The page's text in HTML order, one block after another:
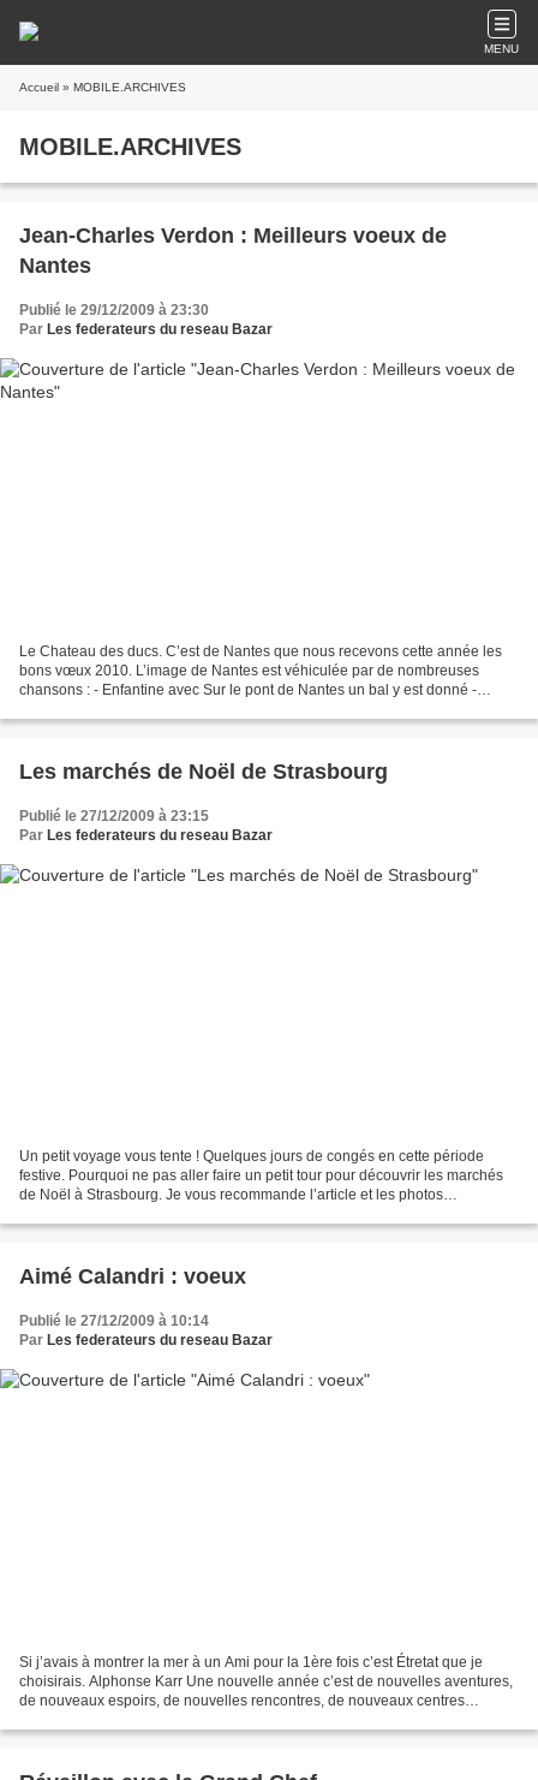
MENU
Accueil » MOBILE.ARCHIVES
MOBILE.ARCHIVES
Jean-Charles Verdon : Meilleurs voeux de
Nantes
Publié le 29/12/2009 à 23:30
Par Les federateurs du reseau Bazar
Le Chateau des ducs. C’est de Nantes que nous recevons cette année les
bons vœux 2010. L’image de Nantes est véhiculée par de nombreuses
chansons : - Enfantine avec Sur le pont de Nantes un bal y est donné -
Les marchés de Noël de Strasbourg
Publié le 27/12/2009 à 23:15
Par Les federateurs du reseau Bazar
Un petit voyage vous tente ! Quelques jours de congés en cette période
festive. Pourquoi ne pas aller faire un petit tour pour découvrir les marchés
de Noël à Strasbourg. Je vous recommande l’article et les photos
Aimé Calandri : voeux
Publié le 27/12/2009 à 10:14
Par Les federateurs du reseau Bazar
Si j’avais à montrer la mer à un Ami pour la 1ère fois c’est Étretat que je
choisirais. Alphonse Karr Une nouvelle année c’est de nouvelles aventures,
de nouveaux espoirs, de nouvelles rencontres, de nouveaux centres